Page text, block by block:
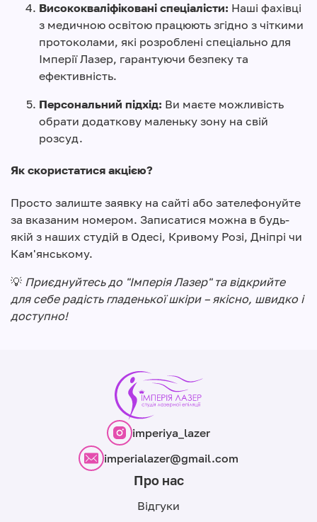
Висококваліфіковані спеціалісти: Наші фахівці
з медичною освітою працюють згідно з чіткими
протоколами, які розроблені спеціально для
Імперії Лазер, гарантуючи безпеку та
ефективність.
Персональний підхід: Ви маєте можливість
обрати додаткову маленьку зону на свій
розсуд.
Як скористатися акцією?
Просто залиште заявку на сайті або зателефонуйте
за вказаним номером. Записатися можна в будь-
якій з наших студій в Одесі, Кривому Розі, Дніпрі чи
Кам'янському.
💡 Приєднуйтесь до "Імперія Лазер" та відкрийте
для себе радість гладенької шкіри – якісно, швидко і
доступно!
imperiya_lazer
imperialazer@gmail.com
Про нас
Відгуки